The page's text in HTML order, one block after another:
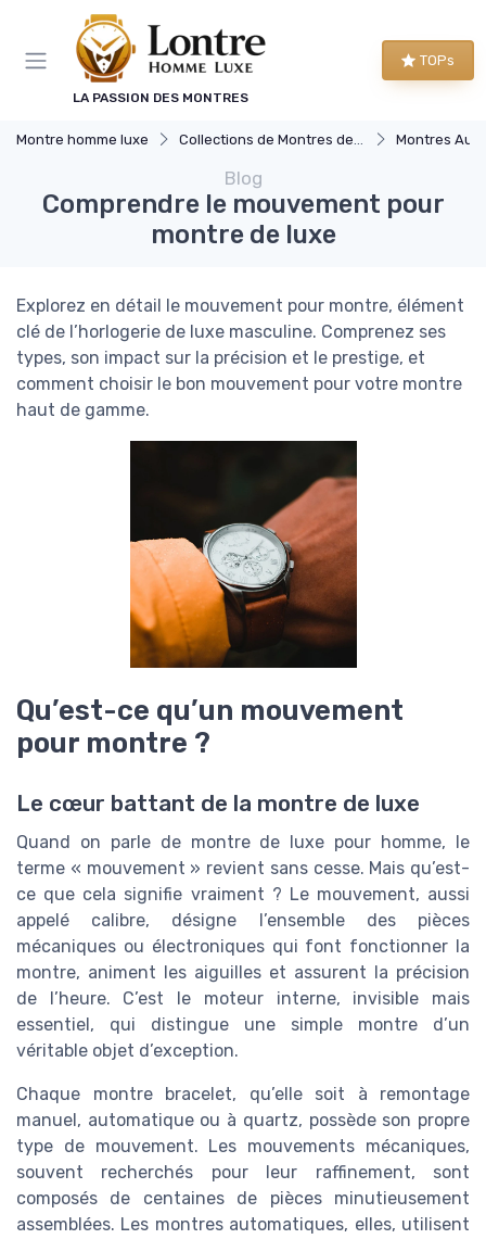
LA PASSION DES MONTRES
TOPs
Montre homme luxe Collections de Montres de Luxe Montres
Blog
Comprendre le mouvement pour
montre de luxe
Explorez en détail le mouvement pour montre, élément
clé de l’horlogerie de luxe masculine. Comprenez ses
types, son impact sur la précision et le prestige, et
comment choisir le bon mouvement pour votre montre
haut de gamme.
Qu’est-ce qu’un mouvement
pour montre ?
Le cœur battant de la montre de luxe
Quand on parle de montre de luxe pour homme, le
terme « mouvement » revient sans cesse. Mais qu’est-
ce que cela signifie vraiment ? Le mouvement, aussi
appelé calibre, désigne l’ensemble des pièces
mécaniques ou électroniques qui font fonctionner la
montre, animent les aiguilles et assurent la précision
de l’heure. C’est le moteur interne, invisible mais
essentiel, qui distingue une simple montre d’un
véritable objet d’exception.
Chaque montre bracelet, qu’elle soit à remontage
manuel, automatique ou à quartz, possède son propre
type de mouvement. Les mouvements mécaniques,
souvent recherchés pour leur raffinement, sont
composés de centaines de pièces minutieusement
assemblées. Les montres automatiques, elles, utilisent
Panneau de gestion des cookies